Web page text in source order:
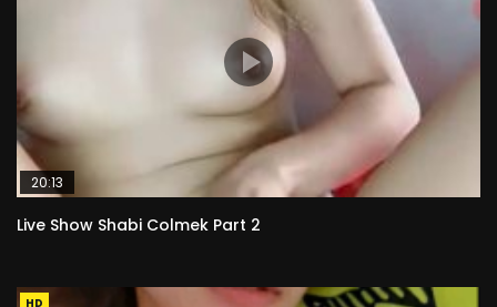
20:13
Live Show Shabi Colmek Part 2
HD